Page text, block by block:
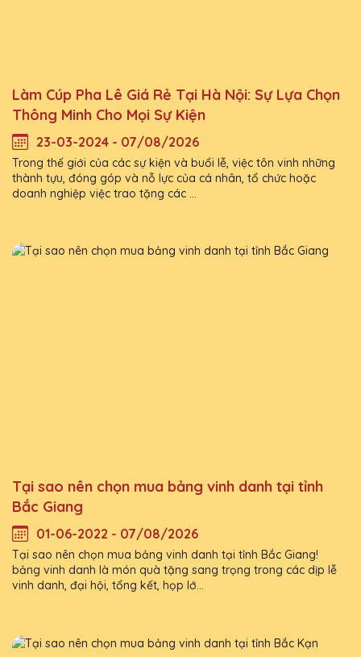
Làm Cúp Pha Lê Giá Rẻ Tại Hà Nội: Sự Lựa Chọn
Thông Minh Cho Mọi Sự Kiện
23-03-2024 - 07/08/2026
Trong thế giới của các sự kiện và buổi lễ, việc tôn vinh những
thành tựu, đóng góp và nỗ lực của cá nhân, tổ chức hoặc
doanh nghiệp việc trao tặng các ...
Tại sao nên chọn mua bảng vinh danh tại tỉnh
Bắc Giang
01-06-2022 - 07/08/2026
Tại sao nên chọn mua bảng vinh danh tại tỉnh Bắc Giang!
bảng vinh danh là món quà tặng sang trọng trong các dịp lễ
vinh danh, đại hội, tổng kết, họp lớ...